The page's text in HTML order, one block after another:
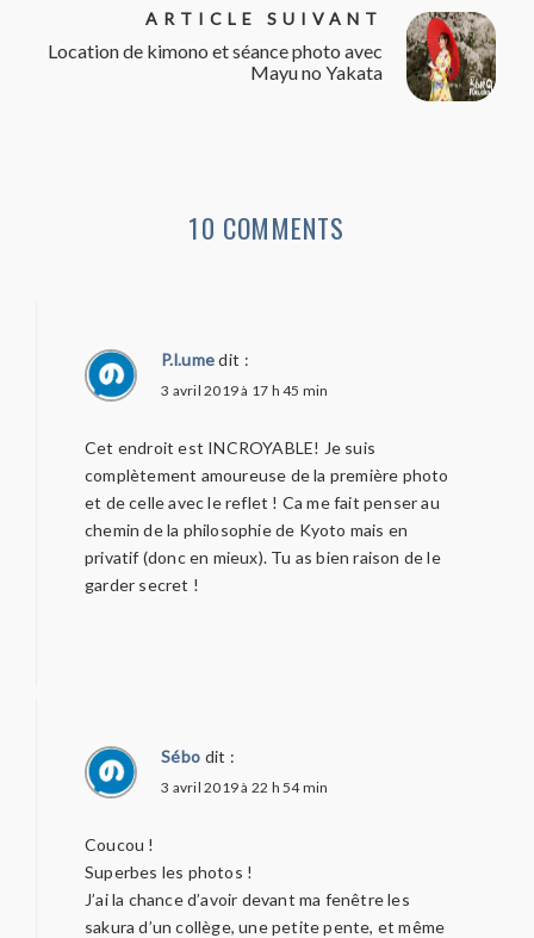
ARTICLE SUIVANT
Location de kimono et séance photo avec
Mayu no Yakata
10 COMMENTS
P.l.ume dit :
3 avril 2019 à 17 h 45 min
Cet endroit est INCROYABLE! Je suis
complètement amoureuse de la première photo
et de celle avec le reflet ! Ca me fait penser au
chemin de la philosophie de Kyoto mais en
privatif (donc en mieux). Tu as bien raison de le
garder secret !
Sébo dit :
3 avril 2019 à 22 h 54 min
Coucou !
Superbes les photos !
J’ai la chance d’avoir devant ma fenêtre les
sakura d’un collège, une petite pente, et même